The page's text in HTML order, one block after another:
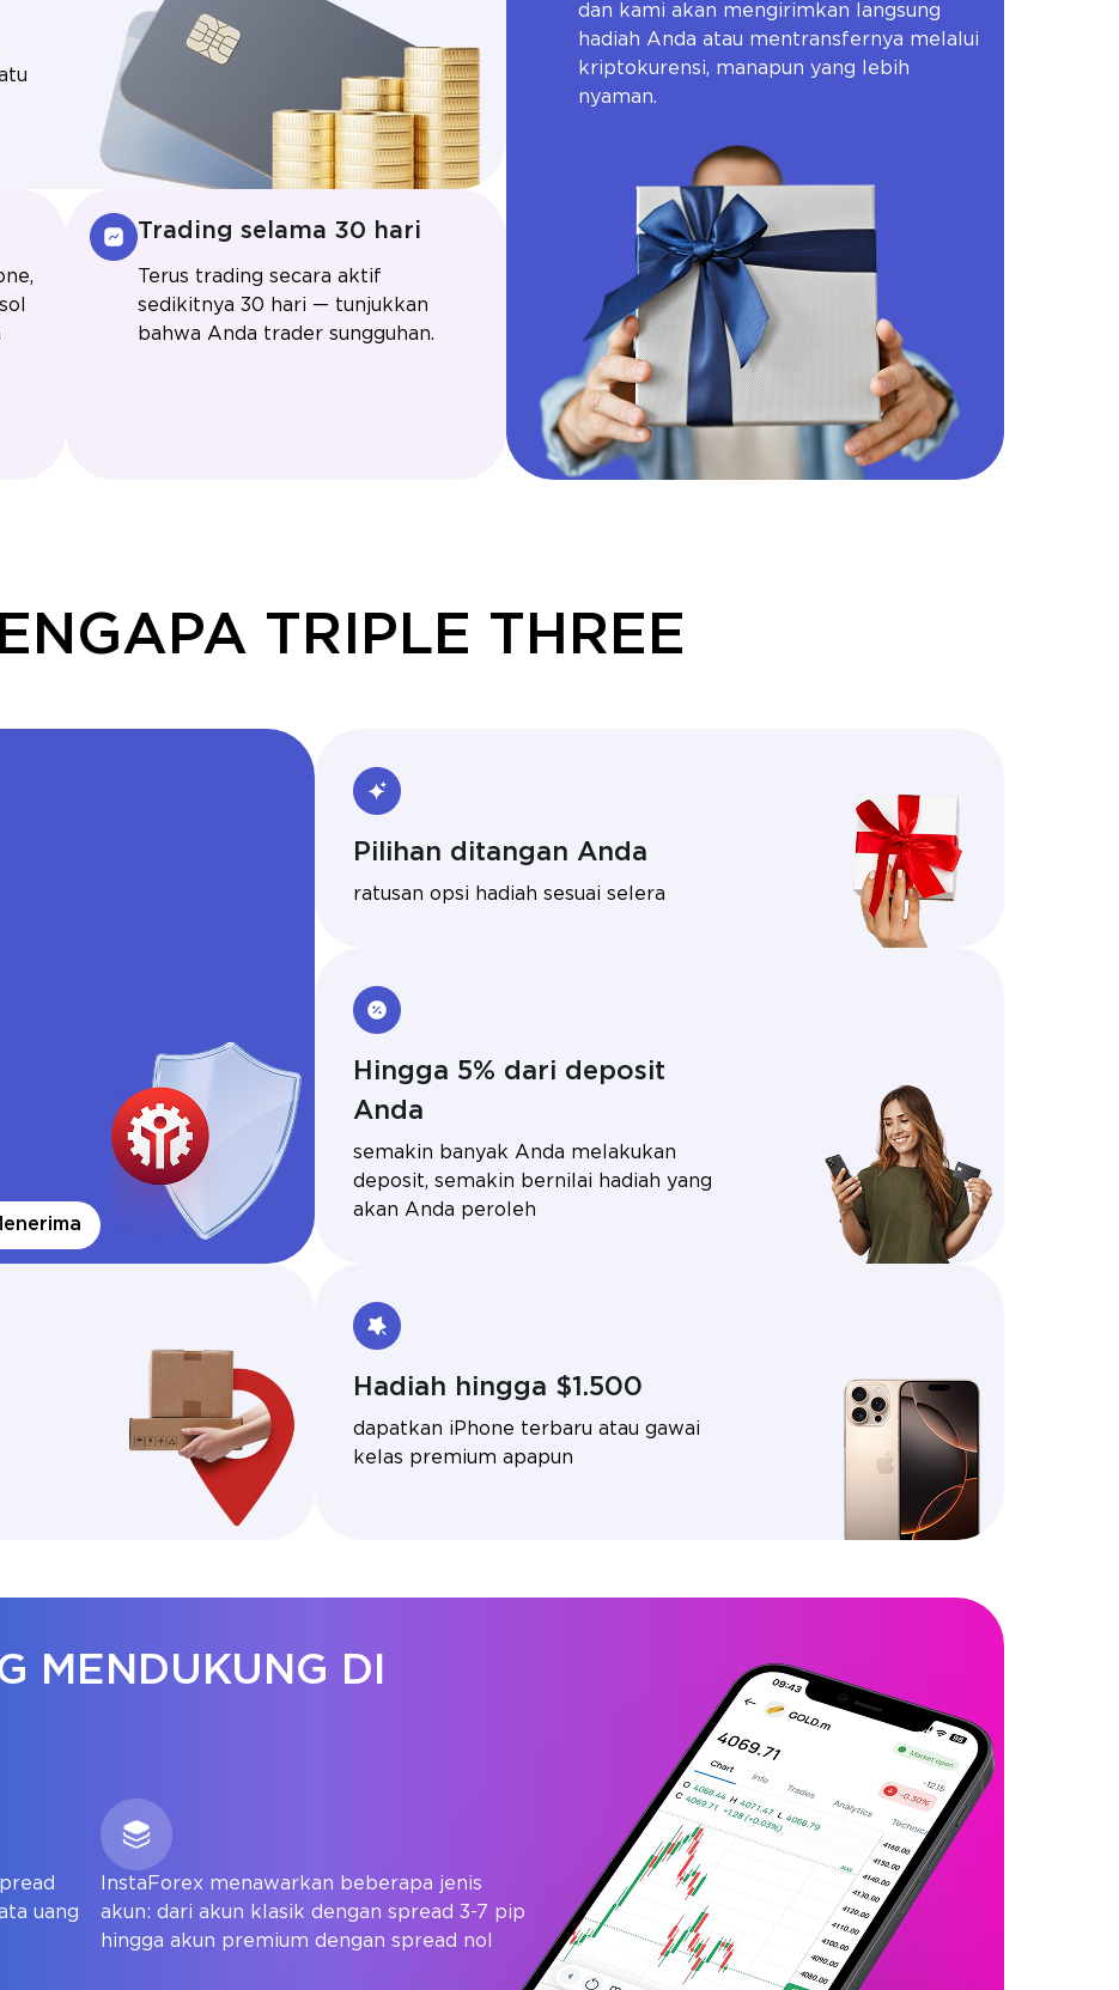
Trading selama 30 hari
Terus trading secara aktif
sedikitnya 30 hari — tunjukkan
bahwa Anda trader sungguhan.
dan kami akan mengirimkan langsung
hadiah Anda atau mentransfernya melalui
kriptokurensi, manapun yang lebih
nyaman.
TRIPLE THREE
Pilihan ditangan Anda
ratusan opsi hadiah sesuai selera
Hingga 5% dari deposit
Anda
semakin banyak Anda melakukan
deposit, semakin bernilai hadiah yang
akan Anda peroleh
Hadiah hingga $1.500
dapatkan iPhone terbaru atau gawai
kelas premium apapun
MENDUKUNG DI
uang
InstaForex menawarkan beberapa jenis
akun: dari akun klasik dengan spread 3-7 pip
hingga akun premium dengan spread nol